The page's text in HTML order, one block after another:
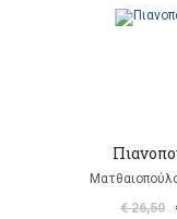
€ 26,50